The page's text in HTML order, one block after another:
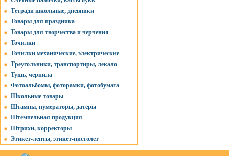
Тетради школьные, дневники
Товары для праздника
Товары для творчества и черчения
Точилки
Точилки механические, электрические
Треугольники, транспортиры, лекало
Тушь, чернила
Фотоальбомы, фоторамки, фотобумага
Школьные товары
Штампы, нумераторы, датеры
Штемпельная продукция
Штрихи, корректоры
Этикет-ленты, этикет-пистолет